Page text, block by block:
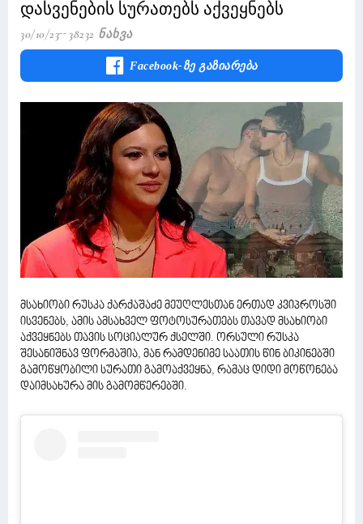
დასვენების სურათებს აქვეყნებს
30/10/23 38232 Ნახვა
Facebook-Ზე Გაზიარება
მსახიობი რუსკა ქარქაშაძე მეუღლესთან ერთად კვიპროსში
ისვენებს, ამის ამსახველ ფოტოსურათებს თავად მსახიობი
აქვეყნებს თავის სოციალურ ქსელში. ორსული რუსკა
შესანიშნავ ფორმაშია, მან რამდენიმე საათის წინ ბიკინებში
გამოწყობილი სურათი გამოაქვეყნა, რამაც დიდი მოწონება
დაიმსახურა მის გამომწერებში.